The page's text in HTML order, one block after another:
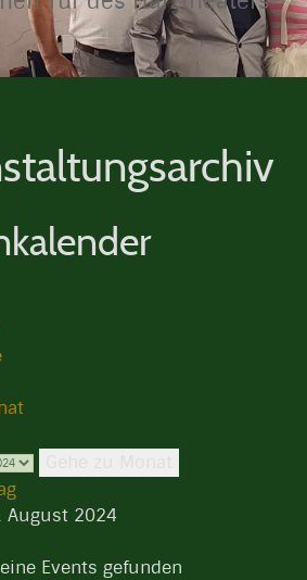
August 2024
Events gefunden